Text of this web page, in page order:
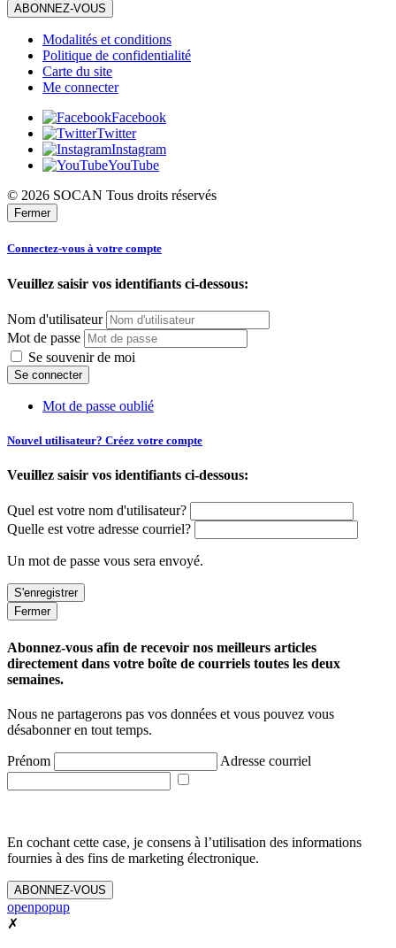
ABONNEZ-VOUS
Modalités et conditions
Politique de confidentialité
Carte du site
Me connecter
Facebook
Twitter
Instagram
YouTube
© 2026 SOCAN Tous droits réservés
Fermer
Connectez-vous à votre compte
Veuillez saisir vos identifiants ci-dessous:
Nom d'utilisateur
Mot de passe
Se souvenir de moi
Mot de passe oublié
Nouvel utilisateur? Créez votre compte
Veuillez saisir vos identifiants ci-dessous:
Quel est votre nom d'utilisateur?
Quelle est votre adresse courriel?
Un mot de passe vous sera envoyé.
Fermer
Abonnez-vous afin de recevoir nos meilleurs articles
directement dans votre boîte de courriels toutes les deux
semaines.
Nous ne partagerons pas vos données et vous pouvez vous
désabonner en tout temps.
Prénom Adresse courriel
En cochant cette case, je consens à l’utilisation des informations
fournies à des fins de marketing électronique.
ABONNEZ-VOUS
openpopup
✗